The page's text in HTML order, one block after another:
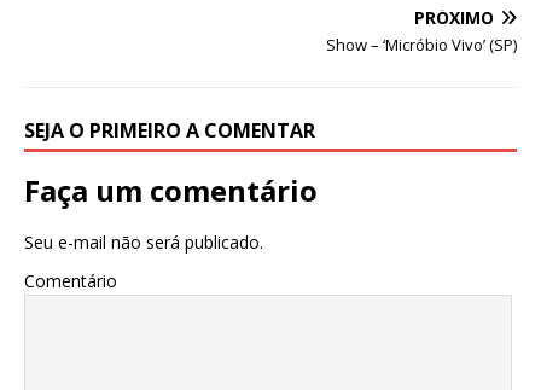
PRÓXIMO
Show – ‘Micróbio Vivo’ (SP)
SEJA O PRIMEIRO A COMENTAR
Faça um comentário
Seu e-mail não será publicado.
Comentário